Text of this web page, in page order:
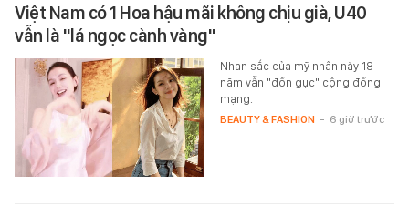
Việt Nam có 1 Hoa hậu mãi không chịu già, U40
vẫn là "lá ngọc cành vàng"
Nhan sắc của mỹ nhân này 18
năm vẫn "đốn gục" cộng đồng
mạng.
BEAUTY & FASHION - 6 giờ trước